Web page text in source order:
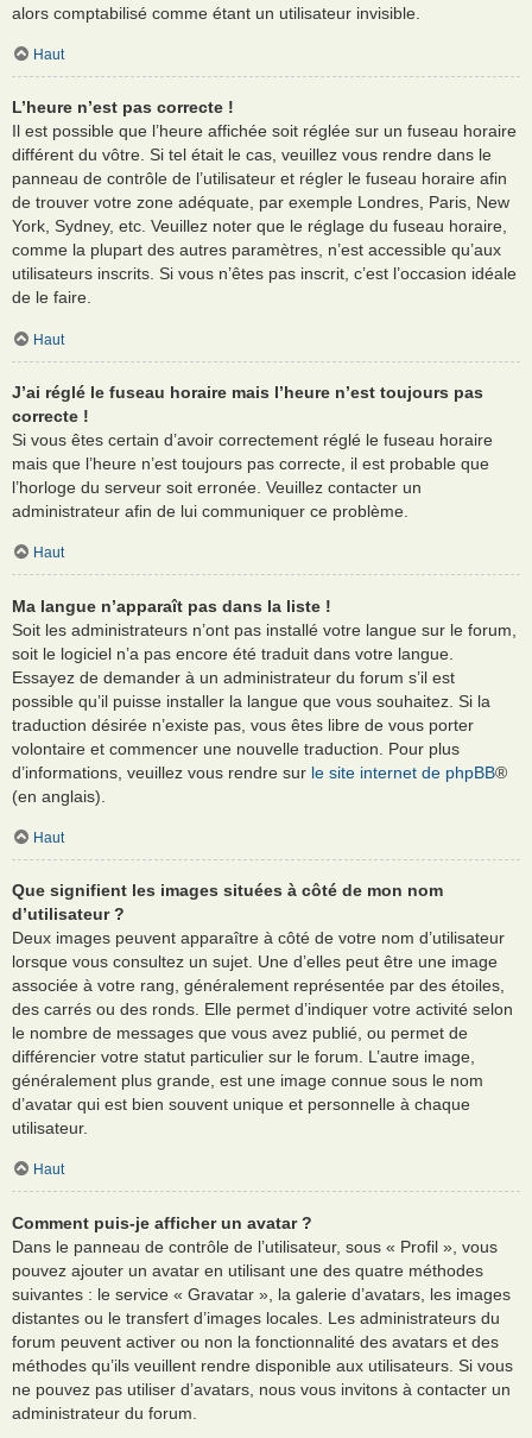
alors comptabilisé comme étant un utilisateur invisible.
Haut
L’heure n’est pas correcte !
Il est possible que l’heure affichée soit réglée sur un fuseau horaire
différent du vôtre. Si tel était le cas, veuillez vous rendre dans le
panneau de contrôle de l’utilisateur et régler le fuseau horaire afin
de trouver votre zone adéquate, par exemple Londres, Paris, New
York, Sydney, etc. Veuillez noter que le réglage du fuseau horaire,
comme la plupart des autres paramètres, n’est accessible qu’aux
utilisateurs inscrits. Si vous n’êtes pas inscrit, c’est l’occasion idéale
de le faire.
Haut
J’ai réglé le fuseau horaire mais l’heure n’est toujours pas
correcte !
Si vous êtes certain d’avoir correctement réglé le fuseau horaire
mais que l’heure n’est toujours pas correcte, il est probable que
l’horloge du serveur soit erronée. Veuillez contacter un
administrateur afin de lui communiquer ce problème.
Haut
Ma langue n’apparaît pas dans la liste !
Soit les administrateurs n’ont pas installé votre langue sur le forum,
soit le logiciel n’a pas encore été traduit dans votre langue.
Essayez de demander à un administrateur du forum s’il est
possible qu’il puisse installer la langue que vous souhaitez. Si la
traduction désirée n’existe pas, vous êtes libre de vous porter
volontaire et commencer une nouvelle traduction. Pour plus
d’informations, veuillez vous rendre sur le site internet de phpBB®
(en anglais).
Haut
Que signifient les images situées à côté de mon nom
d’utilisateur ?
Deux images peuvent apparaître à côté de votre nom d’utilisateur
lorsque vous consultez un sujet. Une d’elles peut être une image
associée à votre rang, généralement représentée par des étoiles,
des carrés ou des ronds. Elle permet d’indiquer votre activité selon
le nombre de messages que vous avez publié, ou permet de
différencier votre statut particulier sur le forum. L’autre image,
généralement plus grande, est une image connue sous le nom
d’avatar qui est bien souvent unique et personnelle à chaque
utilisateur.
Haut
Comment puis-je afficher un avatar ?
Dans le panneau de contrôle de l’utilisateur, sous « Profil », vous
pouvez ajouter un avatar en utilisant une des quatre méthodes
suivantes : le service « Gravatar », la galerie d’avatars, les images
distantes ou le transfert d’images locales. Les administrateurs du
forum peuvent activer ou non la fonctionnalité des avatars et des
méthodes qu’ils veuillent rendre disponible aux utilisateurs. Si vous
ne pouvez pas utiliser d’avatars, nous vous invitons à contacter un
administrateur du forum.